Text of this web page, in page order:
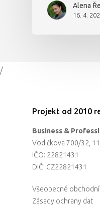
Alena
16. 4.
/
Projekt od 2010
Business &
Vodičkova 700/32,
IČO: 22821431
DIČ: CZ22821431
Všeobecné
Zásady ochrany dat